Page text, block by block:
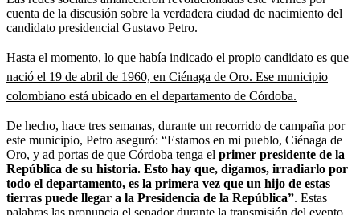
cuenta de la discusión sobre la verdadera ciudad de nacimiento del
candidato presidencial Gustavo Petro.
Hasta el momento, lo que había indicado el propio candidato es que
nació el 19 de abril de 1960, en Ciénaga de Oro. Ese municipio
colombiano está ubicado en el departamento de Córdoba.
De hecho, hace tres semanas, durante un recorrido de campaña por
este municipio, Petro aseguró: “Estamos en mi pueblo, Ciénaga de
Oro, y ad portas de que Córdoba tenga el primer presidente de la
República de su historia. Esto hay que, digamos, irradiarlo por
todo el departamento, es la primera vez que un hijo de estas
tierras puede llegar a la Presidencia de la República”. Estas
palabras las pronuncia el senador durante la transmisión del evento,